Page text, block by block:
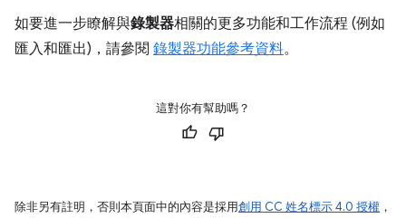
如要進一步瞭解與錄製器相關的更多功能和工作流程 (例如
匯入和匯出)，請參閱 錄製器功能參考資料。
這對你有幫助嗎？
除非另有註明，否則本頁面中的內容是採用創用 CC 姓名標示 4.0 授權 ，